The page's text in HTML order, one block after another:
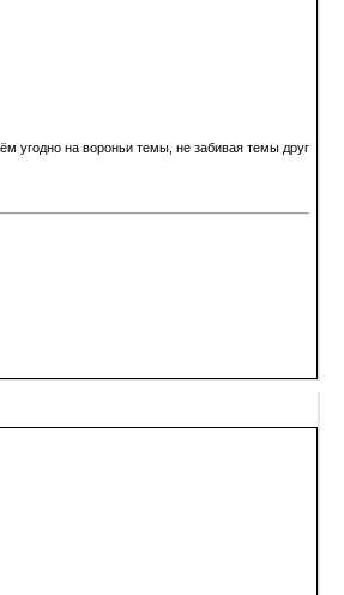
угодно на вороньи темы, не забивая темы друг